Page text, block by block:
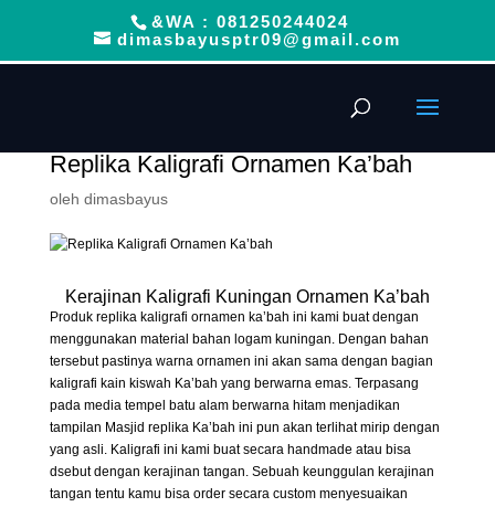
&WA : 081250244024
dimasbayusptr09@gmail.com
Replika Kaligrafi Ornamen Ka’bah
oleh dimasbayus
Kerajinan Kaligrafi Kuningan Ornamen Ka’bah
Produk replika kaligrafi ornamen ka’bah ini kami buat dengan
menggunakan material bahan logam kuningan. Dengan bahan
tersebut pastinya warna ornamen ini akan sama dengan bagian
kaligrafi kain kiswah Ka’bah yang berwarna emas. Terpasang
pada media tempel batu alam berwarna hitam menjadikan
tampilan Masjid replika Ka’bah ini pun akan terlihat mirip dengan
yang asli. Kaligrafi ini kami buat secara handmade atau bisa
dsebut dengan kerajinan tangan. Sebuah keunggulan kerajinan
tangan tentu kamu bisa order secara custom menyesuaikan